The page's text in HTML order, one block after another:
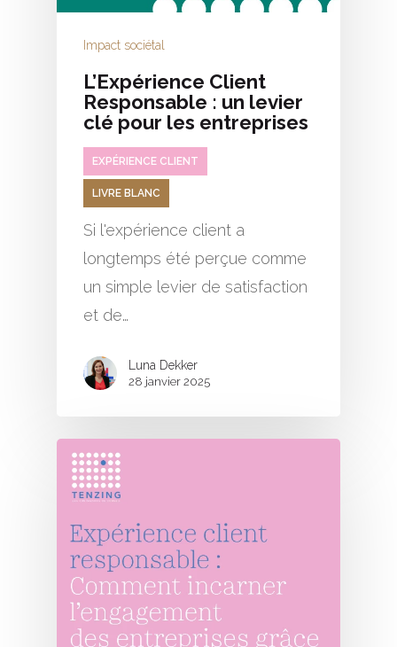
Impact sociétal
L’Expérience Client
Responsable : un levier
clé pour les entreprises
EXPÉRIENCE CLIENT
LIVRE BLANC
Si l'expérience client a
longtemps été perçue comme
un simple levier de satisfaction
et de…
Luna Dekker
28 janvier 2025